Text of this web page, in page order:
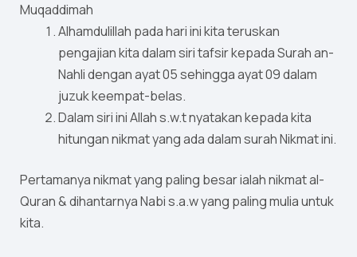
Muqaddimah
Alhamdulillah pada hari ini kita teruskan
pengajian kita dalam siri tafsir kepada Surah an-
Nahli dengan ayat 05 sehingga ayat 09 dalam
juzuk keempat-belas.
Dalam siri ini Allah s.w.t nyatakan kepada kita
hitungan nikmat yang ada dalam surah Nikmat ini.
Pertamanya nikmat yang paling besar ialah nikmat al-
Quran & dihantarnya Nabi s.a.w yang paling mulia untuk
kita.